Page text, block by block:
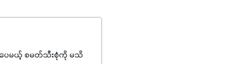
င်ပေမယ့် စမတ်သီးစုံကို မသိ